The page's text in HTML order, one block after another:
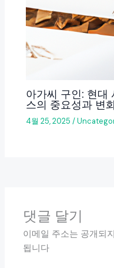
아가씨 구인: 현대
스의 중요성과 변
4월 25, 2025/
댓글 달기
이메일 주소는 공개되
됩니다